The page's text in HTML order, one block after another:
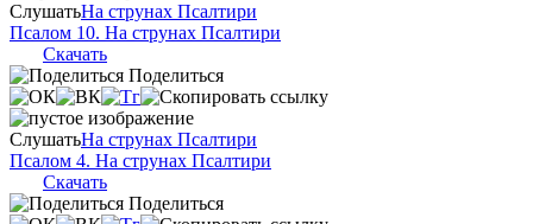
СлушатьНа струнах Псалтири
Псалом 10. На струнах Псалтири
Скачать
Поделиться
СлушатьНа струнах Псалтири
Псалом 4. На струнах Псалтири
Скачать
Поделиться